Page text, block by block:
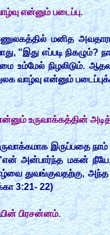
என்னும் படைப்பு.
மனித
"இது எப்படி
உம்மேல் நிழலிடும்.
வாழ்வு என்னும்
உருவாக்கத்தின்
இருப்பதை நாம்
அன்பார்ந்த மகன் நீயே,
துவங்குவதற்கு,
3:21- 22)
பிரசன்னம்.